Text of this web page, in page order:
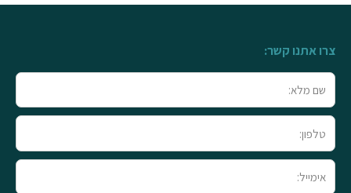
צרו אתנו קשר:
מלא
טלפון